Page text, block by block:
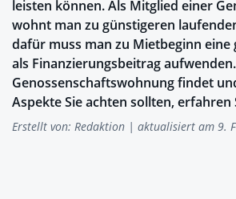
leisten können. Als Mitglied einer
wohnt man zu günstigeren
dafür muss man zu Mietbeginn eine
als Finanzierungsbeitrag
Genossenschaftswohnung findet
Aspekte Sie achten sollten, erfahren
Erstellt von: Redaktion | aktualisiert am 9.